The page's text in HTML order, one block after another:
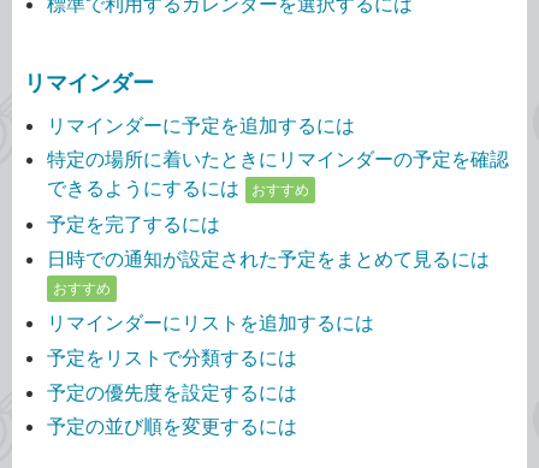
リマインダー
リマインダーに予定を追加するには
特定の場所に着いたときにリマインダーの予定を確認
できるようにするには
おすすめ
予定を完了するには
日時での通知が設定された予定をまとめて見るには
おすすめ
リマインダーにリストを追加するには
予定をリストで分類するには
予定の優先度を設定するには
予定の並び順を変更するには